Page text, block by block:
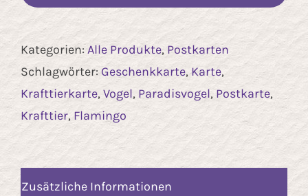
Kategorien:Alle Produkte, Postkarten
Schlagwörter: Geschenkkarte,Karte,
Krafttierkarte, Vogel, Paradisvogel,Postkarte,
Krafttier, Flamingo
Zusätzliche Informationen